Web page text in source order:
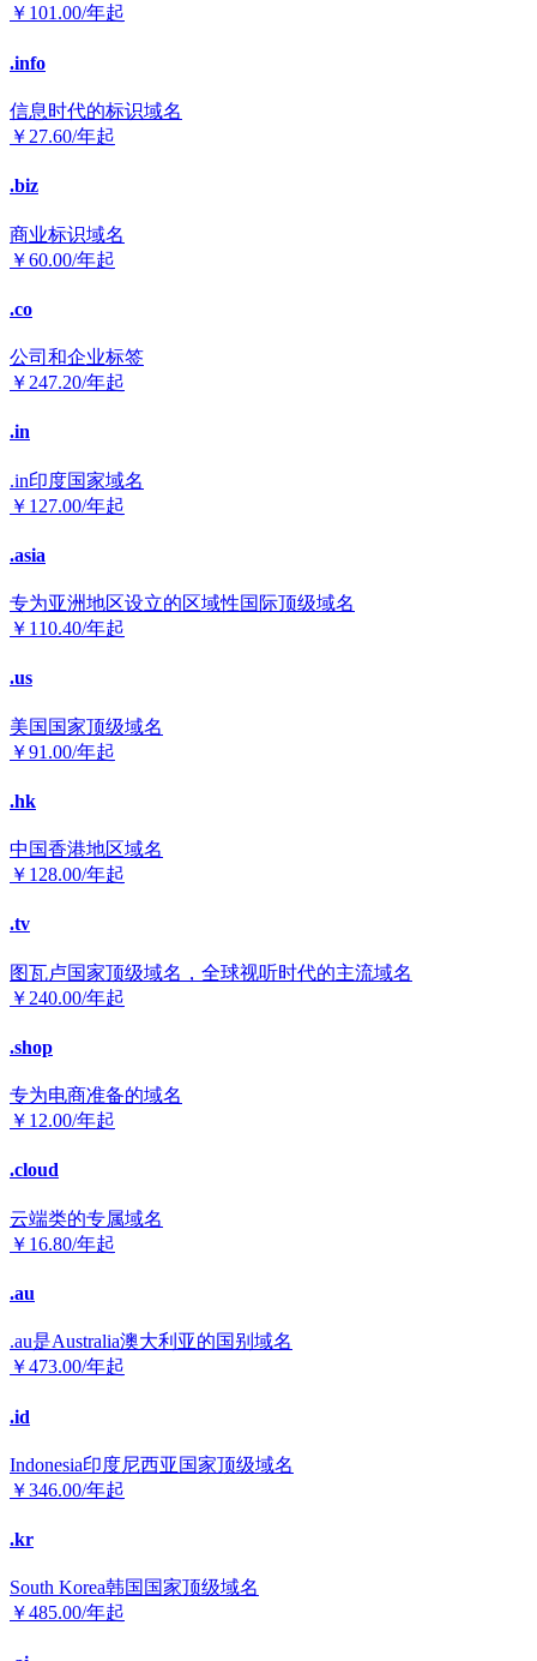
￥ 101.00/年起
.info
信息时代的标识域名
￥ 27.60/年起
.biz
商业标识域名
￥60.00/年起
.co
公司和企业标签
￥ 247.20/年起
.in
.in印度国家域名
￥ 127.00/年起
.asia
专为亚洲地区设立的区域性国际顶级域名
￥ 110.40/年起
.us
美国国家顶级域名
￥91.00/年起
.hk
中国香港地区域名
￥ 128.00/年起
.tv
图瓦卢国家顶级域名，全球视听时代的主流域名
￥ 240.00/年起
.shop
专为电商准备的域名
￥ 12.00/年起
.cloud
云端类的专属域名
￥ 16.80/年起
.au
.au是Australia澳大利亚的国别域名
￥473.00/年起
.id
Indonesia印度尼西亚国家顶级域名
￥346.00/年起
.kr
South Korea韩国国家顶级域名
￥485.00/年起